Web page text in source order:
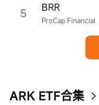
5 ProCap Financial
BRR
ARK ETF合集